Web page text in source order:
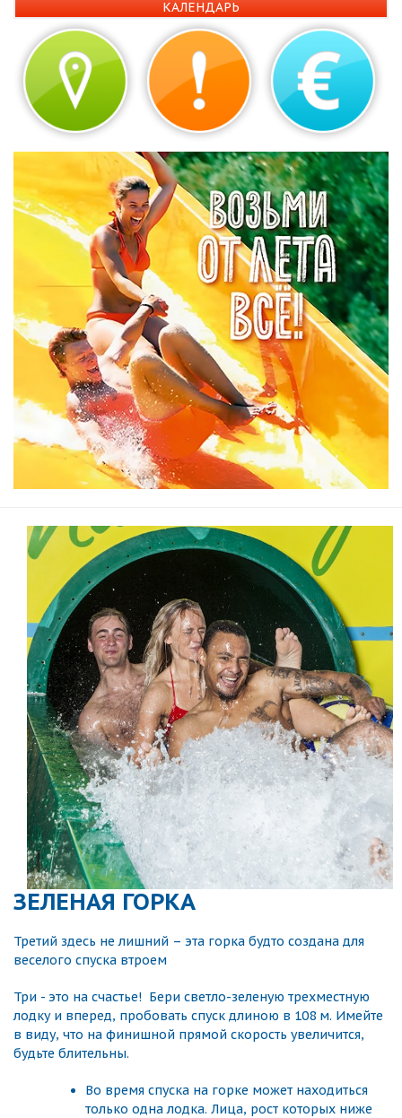
КАЛЕНДАРЬ
ЗЕЛЕНАЯ ГОРКА
Третий здесь не лишний – эта горка будто создана для
веселого спуска втроем
Три - это на счастье! Бери светло-зеленую трехместную
лодку и вперед, пробовать спуск длиною в 108 м. Имейте
в виду, что на финишной прямой скорость увеличится,
будьте блительны.
Во время спуска на горке может находиться
только одна лодка. Лица, рост которых ниже